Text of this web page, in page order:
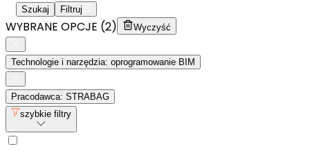
Szukaj
Filtruj
WYBRANE OPCJE (2) Wyczyść
Technologie i narzędzia: oprogramowanie BIM
Pracodawca: STRABAG
szybkie filtry